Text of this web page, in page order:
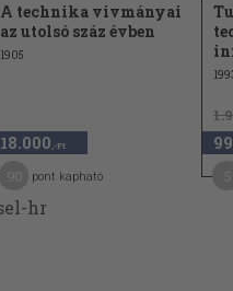
A technika vivmányai
az utolsó száz évben
1905
18.000 ,-Ft
pont kapható